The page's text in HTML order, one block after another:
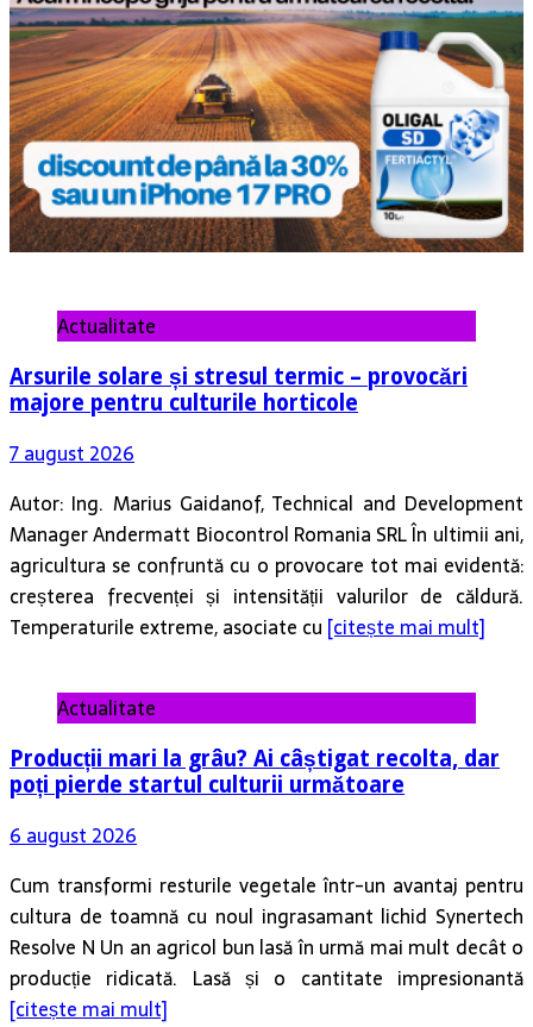
Actualitate
Arsurile solare și stresul termic – provocări
majore pentru culturile horticole
7 august 2026
Autor: Ing. Marius Gaidanof, Technical and Development
Manager Andermatt Biocontrol Romania SRL În ultimii ani,
agricultura se confruntă cu o provocare tot mai evidentă:
creșterea frecvenței și intensității valurilor de căldură.
Temperaturile extreme, asociate cu [citește mai mult]
Actualitate
Producții mari la grâu? Ai câștigat recolta, dar
poți pierde startul culturii următoare
6 august 2026
Cum transformi resturile vegetale într-un avantaj pentru
cultura de toamnă cu noul ingrasamant lichid Synertech
Resolve N Un an agricol bun lasă în urmă mai mult decât o
producție ridicată. Lasă și o cantitate impresionantă
[citește mai mult]